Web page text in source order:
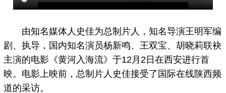
由知名媒体人史佳为总制片人，知名导演王明军编
剧、执导，国内知名演员杨新鸣、王双宝、胡晓莉联袂
主演的电影《黄河入海流》于12月2日在西安进行首
映。电影上映前，总制片人史佳接受了国际在线陕西频
道的采访。